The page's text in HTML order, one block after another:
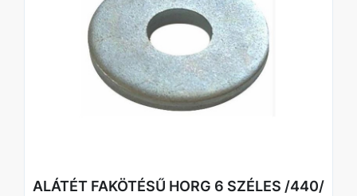
ALÁTÉT FAKÖTÉSŰ HORG 6 SZÉLES /440/